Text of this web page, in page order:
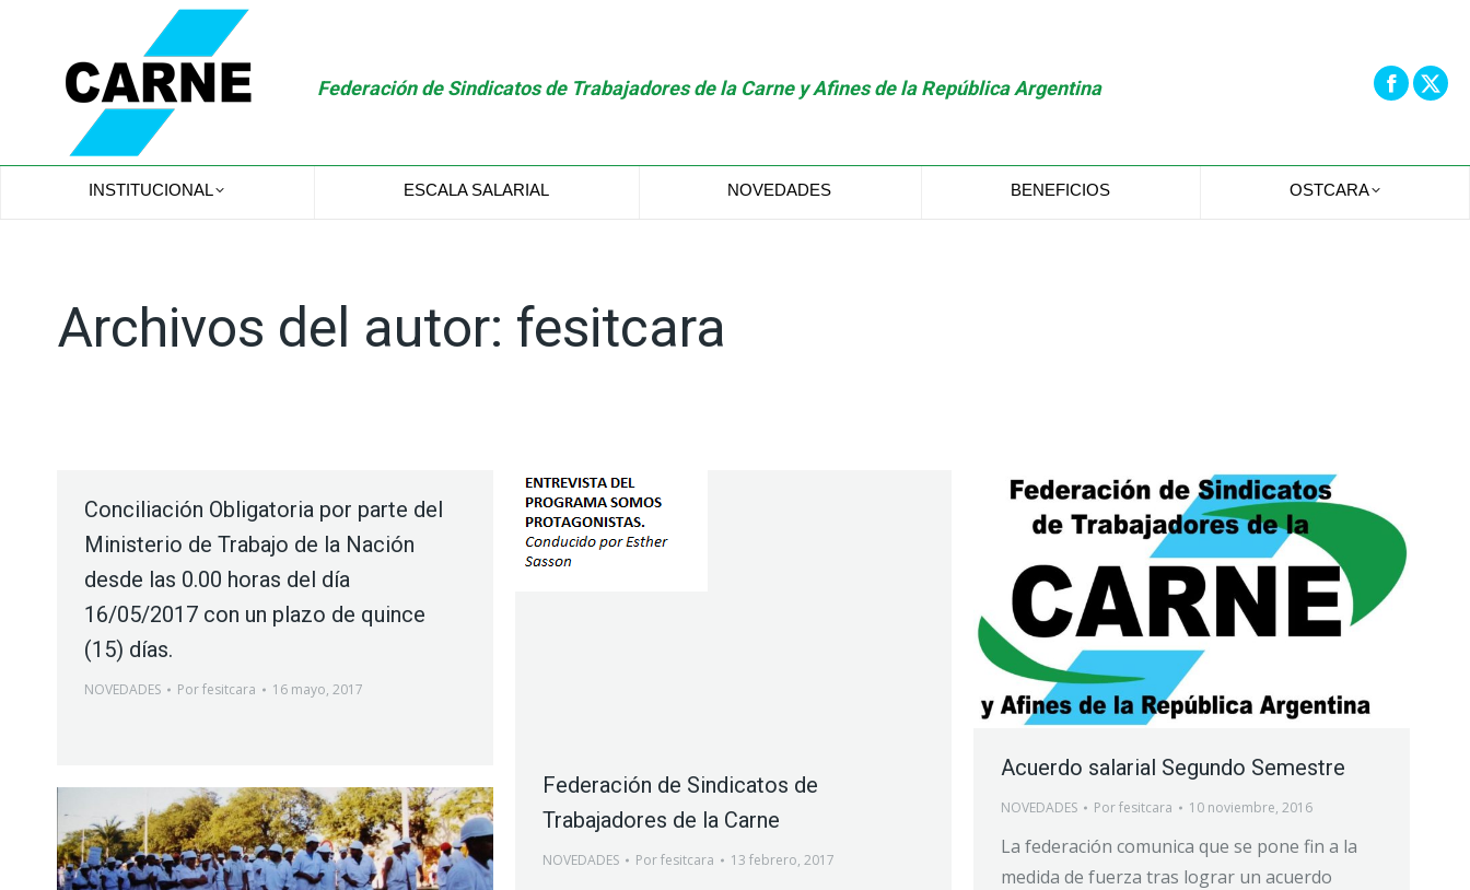
Federación de Sindicatos de Trabajadores de la Carne y Afines de la República Argentina
INSTITUCIONAL ESCALA SALARIAL NOVEDADES BENEFICIOS OSTCARA
Archivos del autor: fesitcara
Conciliación Obligatoria por parte del
Ministerio de Trabajo de la Nación
desde las 0.00 horas del día
16/05/2017 con un plazo de quince
(15) días.
NOVEDADES Porfesitcara 16 mayo, 2017
Federación de Sindicatos de
Trabajadores de la Carne
NOVEDADES Porfesitcara 13 febrero, 2017
Acuerdo salarial Segundo Semestre
NOVEDADES Porfesitcara 10 noviembre, 2016
La federación comunica que se pone fin a la
medida de fuerza tras lograr un acuerdo